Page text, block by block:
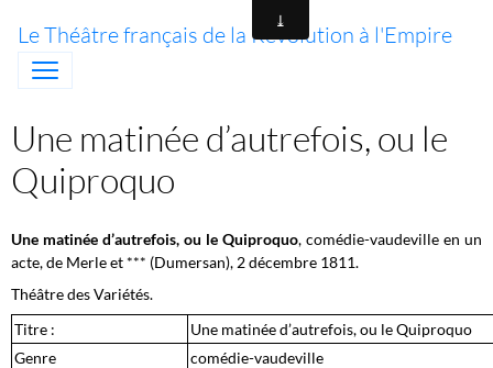
Le Théâtre français de la Révolution à l'Empire
Une matinée d’autrefois, ou le
Quiproquo
Une matinée d’autrefois, ou le Quiproquo, comédie-vaudeville en un
acte, de Merle et *** (Dumersan), 2 décembre 1811.
Théâtre des Variétés.
Titre :
Une matinée d’autrefois, ou le Quiproquo
Genre
comédie-vaudeville